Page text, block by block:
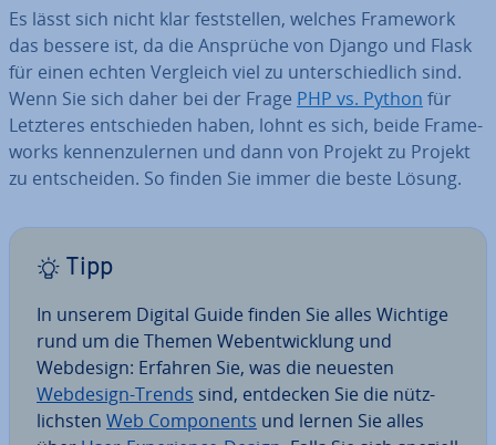
Es lässt sich nicht klar fest­stel­len, welches Framework
das bessere ist, da die Ansprüche von Django und Flask
für einen echten Vergleich viel zu un­ter­schied­lich sind.
Wenn Sie sich daher bei der Frage PHP vs. Python für
Letzteres ent­schie­den haben, lohnt es sich, beide Frame­
works ken­nen­zu­ler­nen und dann von Projekt zu Projekt
zu ent­schei­den. So finden Sie immer die beste Lösung.
Tipp
In unserem Digital Guide finden Sie alles Wichtige
rund um die Themen Web­ent­wick­lung und
Webdesign: Erfahren Sie, was die neuesten
Webdesign-Trends sind, entdecken Sie die nütz­
lichs­ten Web Com­pon­ents und lernen Sie alles